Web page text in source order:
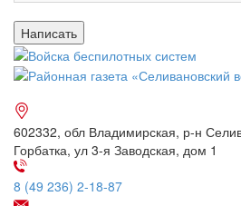
602332, обл Владимирская, р-н
Горбатка, ул 3-я Заводская, дом 1
8 (49 236) 2-18-87